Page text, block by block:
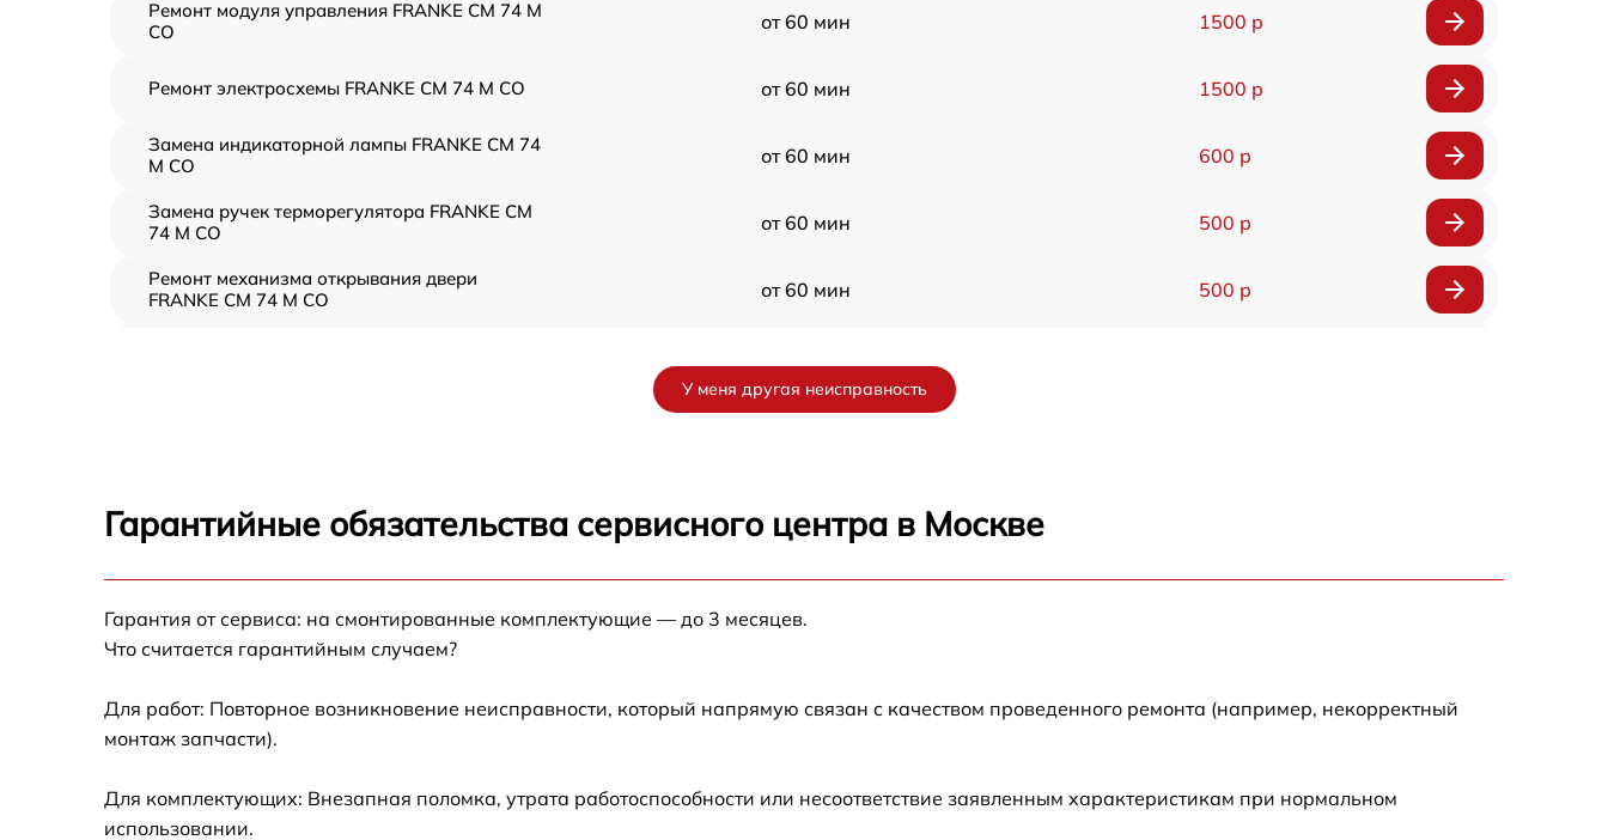
Ремонт модуля управления FRANKE CM 74 M
CO
от 60 мин 1500 р
Ремонт электросхемы FRANKE CM 74 M CO от 60 мин 1500 р
Замена индикаторной лампы FRANKE CM 74
M CO
от 60 мин 600 р
Замена ручек терморегулятора FRANKE CM
74 M CO
от 60 мин 500 р
Ремонт механизма открывания двери
FRANKE CM 74 M CO
от 60 мин 500 р
Замена термодатчика FRANKE CM 74 M CO от 60 мин
CO
У меня другая неисправность
Гарантийные обязательства сервисного центра в Москве
Гарантия от сервиса: на смонтированные комплектующие — до 3 месяцев.
Что считается гарантийным случаем?
Для работ: Повторное возникновение неисправности, который напрямую связан с качеством проведенного ремонта (например, некорректный
монтаж запчасти).
Для комплектующих: Внезапная поломка, утрата работоспособности или несоответствие заявленным характеристикам при нормальном
использовании.